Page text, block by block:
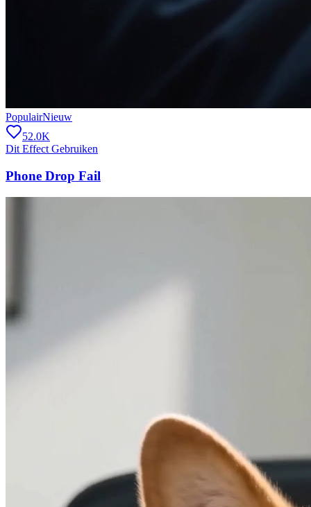
PopulairNieuw
52.0K
Dit Effect Gebruiken
Phone Drop Fail